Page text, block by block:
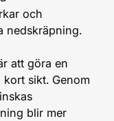
och
nedskräpning.
att göra en
sikt. Genom
blir mer